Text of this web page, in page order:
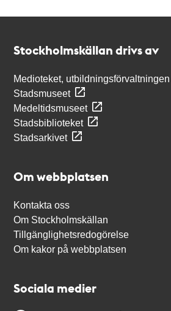
Stockholmskällan drivs av
Medioteket, utbildningsförvaltningen
Stadsmuseet
Medeltidsmuseet
Stadsbiblioteket
Stadsarkivet
Om webbplatsen
Kontakta oss
Om Stockholmskällan
Tillgänglighetsredogörelse
Om kakor på webbplatsen
Sociala medier